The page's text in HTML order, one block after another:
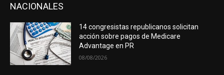
NACIONALES
14 congresistas republicanos solicitan
acción sobre pagos de Medicare
Advantage en PR
08/08/2026